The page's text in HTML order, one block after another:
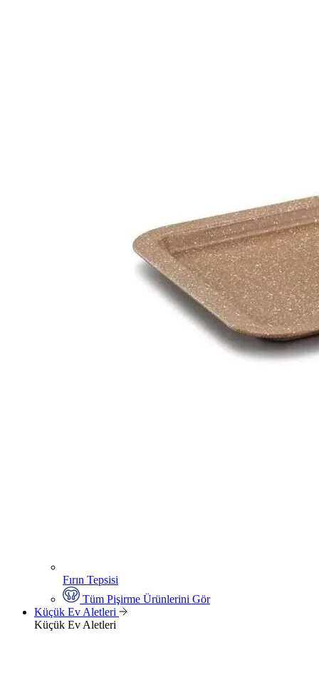
Fırın Tepsisi
Tüm Pişirme Ürünlerini Gör
Küçük Ev Aletleri
Küçük Ev Aletleri